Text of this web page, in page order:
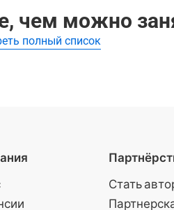
чем можно
полный список
Стать